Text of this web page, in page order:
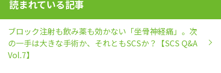
読まれている記事
ブロック注射も飲み薬も効かない「坐骨神経痛」。次
の一手は大きな手術か、それともSCSか？【SCS Q&A
Vol.7】